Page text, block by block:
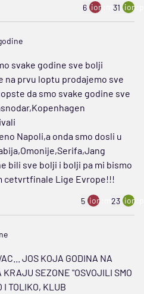
6 ion:minus
31
svake godine sve bolji
na prvu loptu prodajemo sve
da smo svake godine sve
Napoli,a onda smo dosli u
bili sve bolji i bolji pa mi bismo
cetvrtfinale Lige Evrope!!!
5 ion:minus
23
JOS KOJA GODINA NA
SEZONE "OSVOJILI SMO
I TOLIKO, KLUB